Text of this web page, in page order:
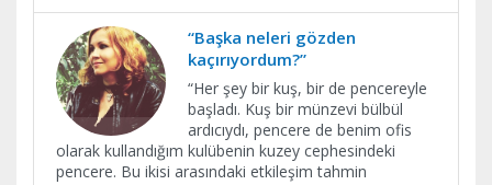
“Başka neleri gözden
kaçırıyordum?”
“Her şey bir kuş, bir de pencereyle
başladı. Kuş bir münzevi bülbül
ardıcıydı, pencere de benim ofis
olarak kullandığım kulübenin kuzey cephesindeki
pencere. Bu ikisi arasındaki etkileşim tahmin